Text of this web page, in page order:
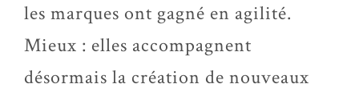
les marques ont gagné en agilité.
Mieux : elles accompagnent
désormais la création de nouveaux